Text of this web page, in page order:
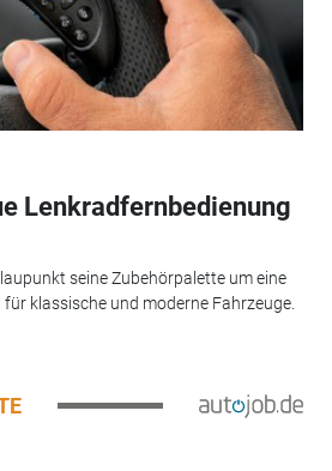
Lenkradfernbedienung
seine Zubehörpalette um eine
klassische und moderne Fahrzeuge.